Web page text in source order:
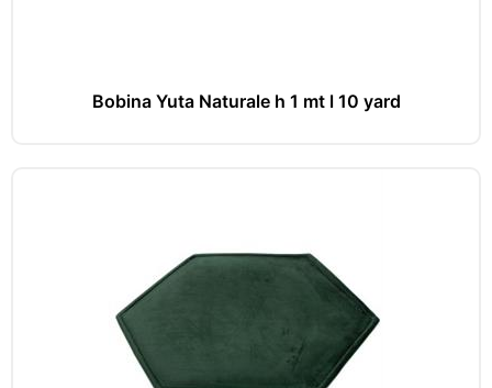
Bobina Yuta Naturale h 1 mt l 10 yard